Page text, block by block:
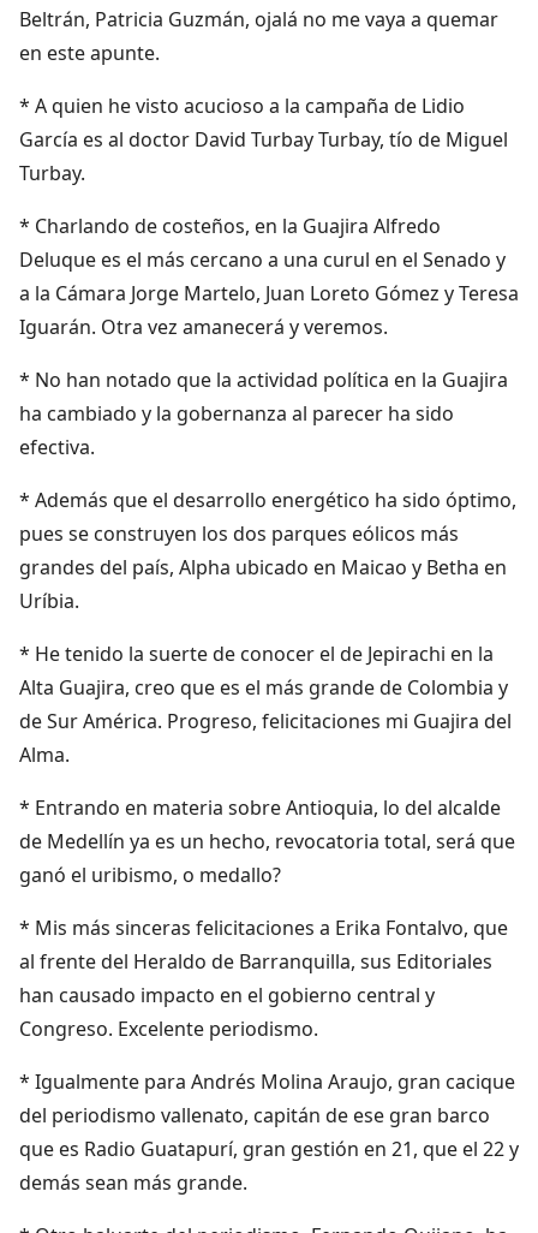
Beltrán, Patricia Guzmán, ojalá no me vaya a quemar
en este apunte.
* A quien he visto acucioso a la campaña de Lidio
García es al doctor David Turbay Turbay, tío de Miguel
Turbay.
* Charlando de costeños, en la Guajira Alfredo
Deluque es el más cercano a una curul en el Senado y
a la Cámara Jorge Martelo, Juan Loreto Gómez y Teresa
Iguarán. Otra vez amanecerá y veremos.
* No han notado que la actividad política en la Guajira
ha cambiado y la gobernanza al parecer ha sido
efectiva.
* Además que el desarrollo energético ha sido óptimo,
pues se construyen los dos parques eólicos más
grandes del país, Alpha ubicado en Maicao y Betha en
Uríbia.
* He tenido la suerte de conocer el de Jepirachi en la
Alta Guajira, creo que es el más grande de Colombia y
de Sur América. Progreso, felicitaciones mi Guajira del
Alma.
* Entrando en materia sobre Antioquia, lo del alcalde
de Medellín ya es un hecho, revocatoria total, será que
ganó el uribismo, o medallo?
* Mis más sinceras felicitaciones a Erika Fontalvo, que
al frente del Heraldo de Barranquilla, sus Editoriales
han causado impacto en el gobierno central y
Congreso. Excelente periodismo.
* Igualmente para Andrés Molina Araujo, gran cacique
del periodismo vallenato, capitán de ese gran barco
que es Radio Guatapurí, gran gestión en 21, que el 22 y
demás sean más grande.